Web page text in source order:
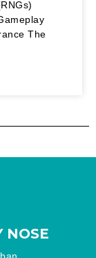
The
NOSE